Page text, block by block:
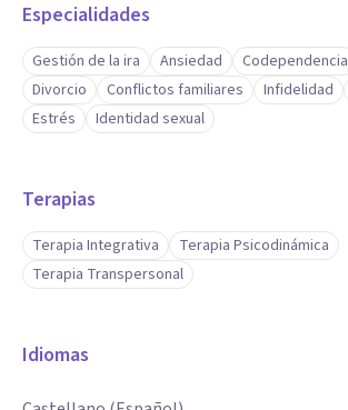
Especialidades
Gestión de la ira Ansiedad Codependencia
Divorcio
Conflictos familiares Infidelidad
Estrés
Identidad sexual
Terapias
Terapia Integrativa
Terapia Psicodinámica
Terapia Transpersonal
Idiomas